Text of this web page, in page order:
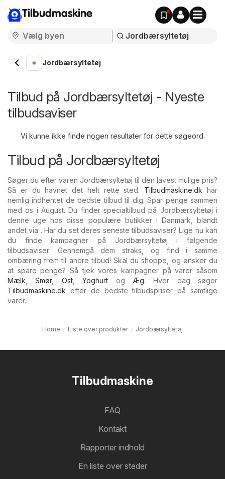
Tilbudmaskine
Jordbærsyltetøj
Tilbud på Jordbærsyltetøj - Nyeste
tilbudsaviser
Vi kunne ikke finde nogen resultater for dette søgeord.
Tilbud på Jordbærsyltetøj
Søger du efter varen Jordbærsyltetøj til den lavest mulige pris?
Så er du havnet det helt rette sted. Tilbudmaskine.dk har
nemlig indhentet de bedste tilbud til dig. Spar penge sammen
med os i August. Du finder specialtilbud på Jordbærsyltetøj i
denne uge hos disse populære butikker i Danmark, blandt
andet via . Har du set deres seneste tilbudsaviser? Lige nu kan
du finde kampagner på Jordbærsyltetøj i følgende
tilbudsaviser: Gennemgå dem straks, og find i samme
ombæring frem til andre tilbud! Skal du shoppe, og ønsker du
at spare penge? Så tjek vores kampagner på varer såsom
Mælk ,Smør, Ost,Yoghurt og Æg. Hver dag søger
Tilbudmaskine.dk efter de bedste tilbudspriser på samtlige
varer.
Home Liste over produkter Jordbærsyltetøj
Tilbudmaskine
FAQ
Kontakt
Rapporter indhold
En liste over steder